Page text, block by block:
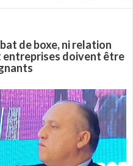
de boxe, ni relation
doivent être